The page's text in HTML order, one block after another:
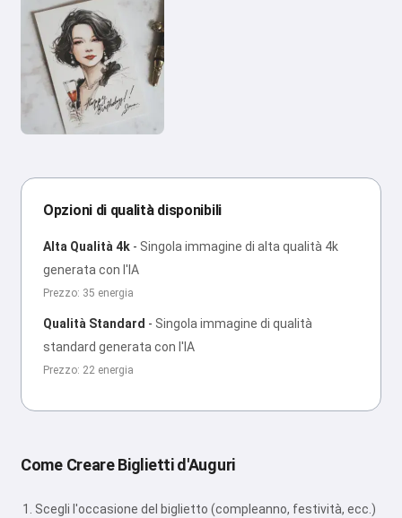
Opzioni di qualità disponibili
Alta Qualità 4k - Singola immagine di alta qualità 4k
generata con l'IA
Prezzo: 35 energia
Qualità Standard - Singola immagine di qualità
standard generata con l'IA
Prezzo: 22 energia
Come Creare Biglietti d'Auguri
Scegli l'occasione del biglietto (compleanno, festività, ecc.)